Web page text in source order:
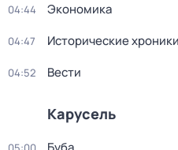
04:44 Экономика
04:47 Исторические хроники
04:52 Вести
Карусель